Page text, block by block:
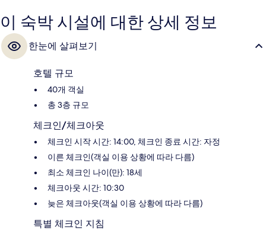
이 숙박 시설에 대한 상세 정보
한눈에 살펴보기
호텔 규모
40개 객실
총 3층 규모
체크인/체크아웃
체크인 시작 시간: 14:00, 체크인 종료 시간: 자정
이른 체크인(객실 이용 상황에 따라 다름)
최소 체크인 나이(만): 18세
체크아웃 시간: 10:30
늦은 체크아웃(객실 이용 상황에 따라 다름)
특별 체크인 지침